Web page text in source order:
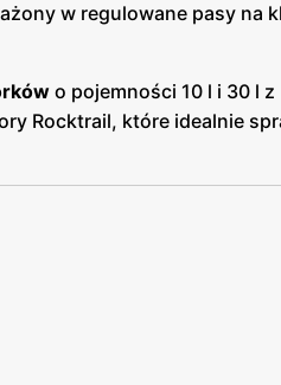
w regulowane pasy na
o pojemności 10 l i 30 l z
Rocktrail, które idealnie